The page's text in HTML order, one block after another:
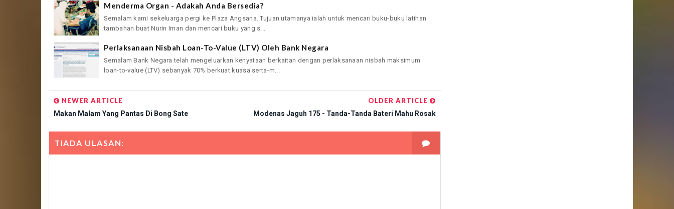
Menderma Organ - Adakah Anda Bersedia?
Semalam kami sekeluarga pergi ke Plaza Angsana. Tujuan utamanya ialah untuk mencari buku-buku latihan
tambahan buat Nurin Iman dan mencari buku yang s...
Perlaksanaan Nisbah Loan-To-Value (LTV) Oleh Bank Negara
Semalam Bank Negara telah mengeluarkan kenyataan berkaitan dengan perlaksanaan nisbah maksimum
loan-to-value (LTV) sebanyak 70% berkuat kuasa serta-m...
NEWER ARTICLE
Makan Malam Yang Pantas Di Bong Sate
OLDER ARTICLE
Modenas Jaguh 175 - Tanda-Tanda Bateri Mahu Rosak
TIADA ULASAN: